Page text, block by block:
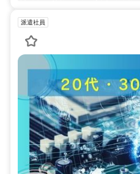
派遣社員